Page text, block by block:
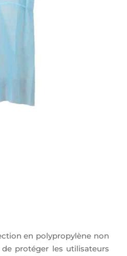
en polypropylène non
protéger les utilisateurs